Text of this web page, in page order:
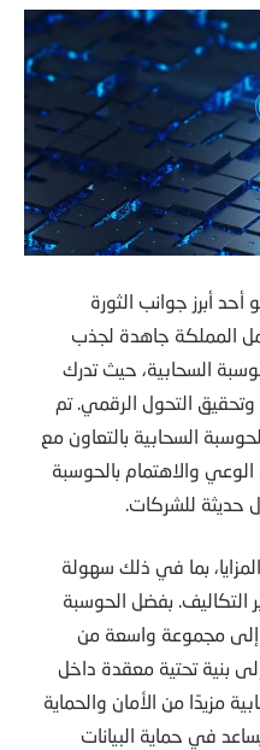
أحد أبرز جوانب الثورة
المملكة جاهدة لجذب
السحابية، حيث تدرك
وتحقيق التحول الرقمي. تم
السحابية بالتعاون مع
والاهتمام بالحوسبة
حديثة للشركات.
بما في ذلك سهولة
التكاليف. بفضل الحوسبة
إلى مجموعة واسعة من
بنية تحتية معقدة داخل
مزيدًا من الأمان والحماية
في حماية البيانات